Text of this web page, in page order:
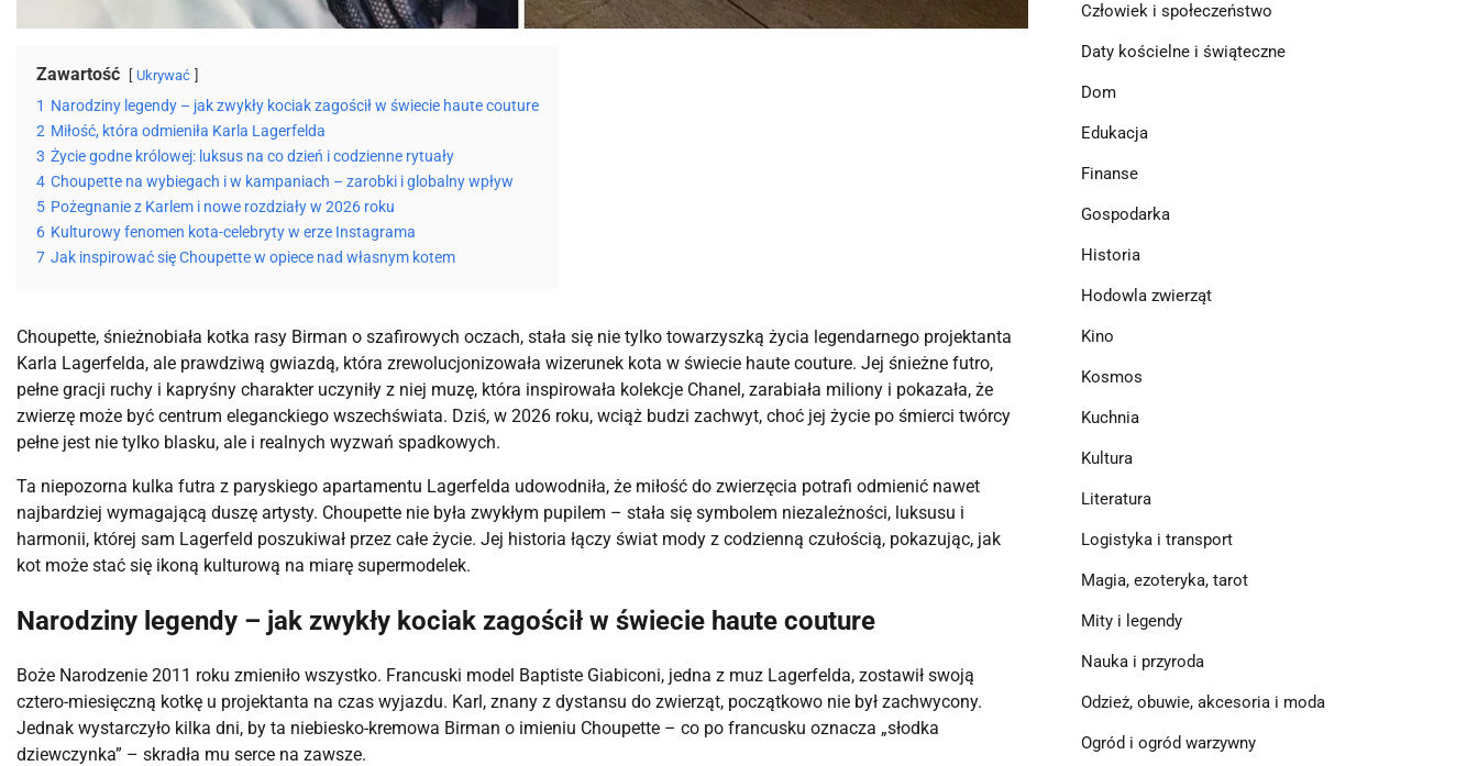
Zawartość Ukrywać
1 Narodziny legendy – jak zwykły kociak zagościł w świecie haute couture
2 Miłość, która odmieniła Karla Lagerfelda
3 Życie godne królowej: luksus na co dzień i codzienne rytuały
4 Choupette na wybiegach i w kampaniach – zarobki i globalny wpływ
5 Pożegnanie z Karlem i nowe rozdziały w 2026 roku
6 Kulturowy fenomen kota-celebryty w erze Instagrama
7 Jak inspirować się Choupette w opiece nad własnym kotem
Choupette, śnieżnobiała kotka rasy Birman o szafirowych oczach, stała się nie tylko towarzyszką życia legendarnego projektanta
Karla Lagerfelda, ale prawdziwą gwiazdą, która zrewolucjonizowała wizerunek kota w świecie haute couture. Jej śnieżne futro,
pełne gracji ruchy i kapryśny charakter uczyniły z niej muzę, która inspirowała kolekcje Chanel, zarabiała miliony i pokazała, że
zwierzę może być centrum eleganckiego wszechświata. Dziś, w 2026 roku, wciąż budzi zachwyt, choć jej życie po śmierci twórcy
pełne jest nie tylko blasku, ale i realnych wyzwań spadkowych.
Ta niepozorna kulka futra z paryskiego apartamentu Lagerfelda udowodniła, że miłość do zwierzęcia potrafi odmienić nawet
najbardziej wymagającą duszę artysty. Choupette nie była zwykłym pupilem – stała się symbolem niezależności, luksusu i
harmonii, której sam Lagerfeld poszukiwał przez całe życie. Jej historia łączy świat mody z codzienną czułością, pokazując, jak
kot może stać się ikoną kulturową na miarę supermodelek.
Narodziny legendy – jak zwykły kociak zagościł w świecie haute couture
Boże Narodzenie 2011 roku zmieniło wszystko. Francuski model Baptiste Giabiconi, jedna z muz Lagerfelda, zostawił swoją
cztero-miesięczną kotkę u projektanta na czas wyjazdu. Karl, znany z dystansu do zwierząt, początkowo nie był zachwycony.
Jednak wystarczyło kilka dni, by ta niebiesko-kremowa Birman o imieniu Choupette – co po francusku oznacza „słodka
dziewczynka” – skradła mu serce na zawsze.
Człowiek i społeczeństwo
Daty kościelne i świąteczne
Dom
Edukacja
Finanse
Gospodarka
Historia
Hodowla zwierząt
Kino
Kosmos
Kuchnia
Kultura
Literatura
Logistyka i transport
Magia, ezoteryka, tarot
Mity i legendy
Nauka i przyroda
Odzież, obuwie, akcesoria i moda
Ogród i ogród warzywny